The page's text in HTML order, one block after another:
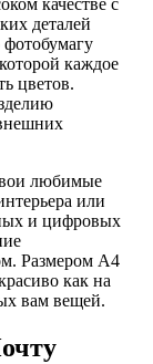
качестве с
деталей
каждое
цветов.
любимые
или
и цифровых
Размером А4
как на
вам вещей.